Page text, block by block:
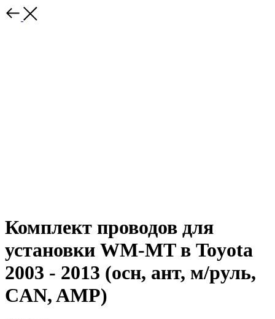
Комплект проводов для
установки WM-MT в Toyota
2003 - 2013 (осн, ант, м/руль,
CAN, AMP)